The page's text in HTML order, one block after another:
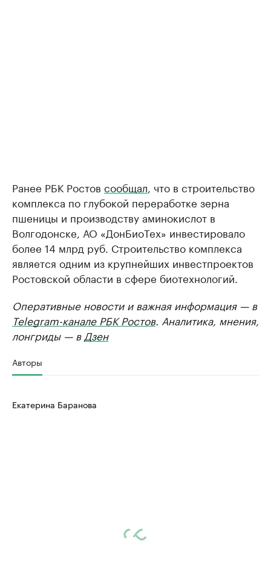
Ранее РБК Ростов сообщал , что в строительство
комплекса по глубокой переработке зерна
пшеницы и производству аминокислот в
Волгодонске, АО «ДонБиоТех» инвестировало
более 14 млрд руб. Строительство комплекса
является одним из крупнейших инвестпроектов
Ростовской области в сфере биотехнологий.
Оперативные новости и важная информация — в
Telegram-канале РБК Ростов. Аналитика, мнения,
лонгриды — в Дзен
Авторы
Екатерина Баранова